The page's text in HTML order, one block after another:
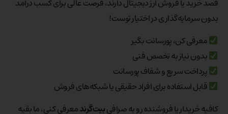
قصد خرید یا فروش ارز دیجیتال دارند، فرصت عالی برای کسب درآمد
بدون سرمایه‌گذاری در اختیار توست!
معرفی کن، پورسانت بگیر
بدون نیاز به تخصص فنی
پرداخت سریع و شفاف پورسانت
قابل استفاده برای افراد حقیقی یا شبکه‌های فروش
کافیه خریدار یا فروشنده رو به صرافیبیت‌گرندمعرفی کنی، ما بقیه